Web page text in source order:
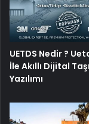
UETDS Nedir ?
İle Akıllı Dijital
Yazılımı